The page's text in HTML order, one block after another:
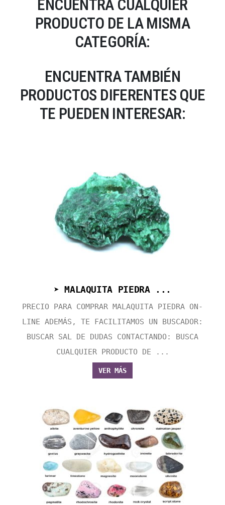
ENCUENTRA CUALQUIER
PRODUCTO DE LA MISMA
CATEGORÍA:
ENCUENTRA TAMBIÉN
PRODUCTOS DIFERENTES QUE
TE PUEDEN INTERESAR:
➤ MALAQUITA PIEDRA ...
PRECIO PARA COMPRAR MALAQUITA PIEDRA ON-
LINE ADEMÁS, TE FACILITAMOS UN BUSCADOR:
BUSCAR SAL DE DUDAS CONTACTANDO: BUSCA
CUALQUIER PRODUCTO DE ...
VER MÁS